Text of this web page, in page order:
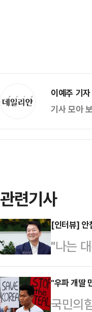
이예주 기
기사 모아
관련기사
[인터뷰] 안
"나는
과오'에
소신파
성은 없
"우파 개딸
국민의